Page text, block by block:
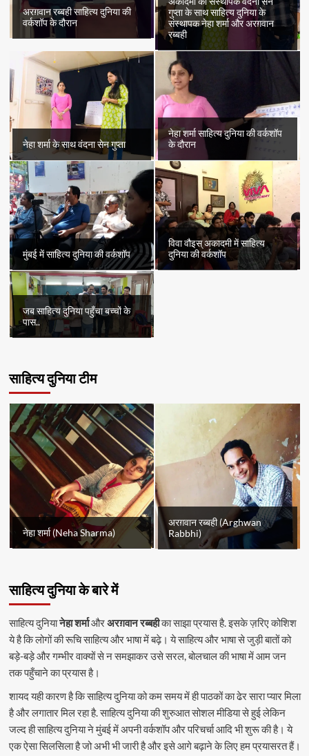
अरग़वान रब्बही साहित्य दुनिया की
वर्कशॉप के दौरान
गुप्ता के साथ साहित्य दुनिया के
संस्थापक नेहा शर्मा और अरग़वान
रब्बही
नेहा शर्मा के साथ वंदना सेन गुप्ता
नेहा शर्मा साहित्य दुनिया की वर्कशॉप
के दौरान
मुंबई में साहित्य दुनिया की वर्कशॉप
विवा वौइस् अकादमी में साहित्य
दुनिया की वर्कशॉप
जब साहित्य दुनिया पहुँचा बच्चों के
पास..
साहित्य दुनिया टीम
नेहा शर्मा (Neha Sharma)
अरग़वान रब्बही (Arghwan
Rabbhi)
साहित्य दुनिया के बारे में
साहित्य दुनियानेहा शर्माऔरअरग़वान रब्बहीका साझा प्रयास है. इसके ज़रिए कोशिश
ये है कि लोगों की रूचि साहित्य और भाषा में बढ़े। ये साहित्य और भाषा से जुड़ी बातों को
बड़े-बड़े और गम्भीर वाक्यों से न समझाकर उसे सरल, बोलचाल की भाषा में आम जन
तक पहुँचाने का प्रयास है।
शायद यही कारण है कि साहित्य दुनिया को कम समय में ही पाठकों का ढेर सारा प्यार मिला
है और लगातार मिल रहा है. साहित्य दुनिया की शुरुआत सोशल मीडिया से हुई लेकिन
जल्द ही साहित्य दुनिया ने मुंबई में अपनी वर्कशॉप और परिचर्चा आदि भी शुरू की है। ये
एक ऐसा सिलसिला है जो अभी भी जारी है और इसे आगे बढ़ाने के लिए हम प्रयासरत हैं।